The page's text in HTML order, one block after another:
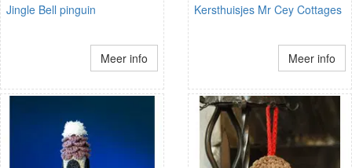
Jingle Bell pinguin
Meer info
Kersthuisjes Mr Cey Cottages
Meer info